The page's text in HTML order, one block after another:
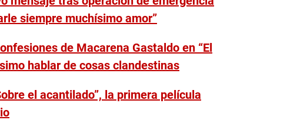
siempre muchísimo amor”
de Macarena Gastaldo en “El
hablar de cosas clandestinas
el acantilado”, la primera película